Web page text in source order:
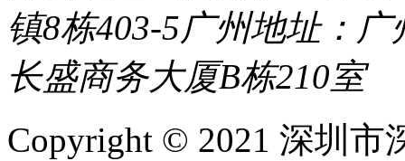
镇8栋403-5广州地址：
长盛商务大厦B栋210室
Copyright © 2021 深圳市